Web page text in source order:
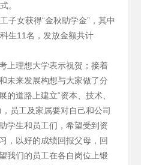
。
子女获得“金秋助学金”，其中
生11名，发放金额共计
上理想大学表示祝贺；接着
未来发展构想与大家做了分
道路上建立“资本、技术、
员工及家属要对自己和公司
学生和员工们，希望受到资
，以好的成绩回报父母，回
我们的员工在各自岗位上锻